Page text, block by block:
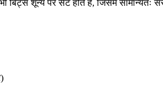
शून्य पर सेट होते हैं, जिसमें सामान्यतः